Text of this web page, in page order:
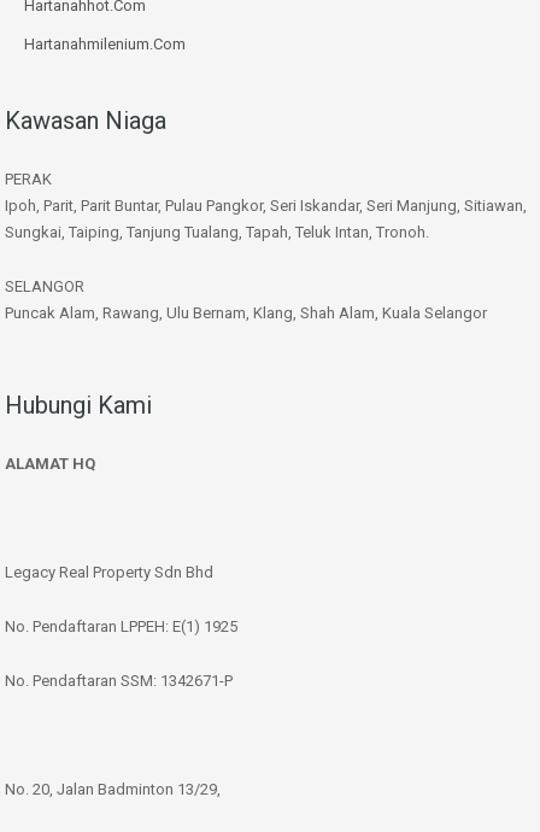
Hartanahhot.Com
Hartanahmilenium.Com
Kawasan Niaga
PERAK
Ipoh, Parit, Parit Buntar, Pulau Pangkor, Seri Iskandar, Seri Manjung, Sitiawan,
Sungkai, Taiping, Tanjung Tualang, Tapah, Teluk Intan, Tronoh.
SELANGOR
Puncak Alam, Rawang, Ulu Bernam, Klang, Shah Alam, Kuala Selangor
Hubungi Kami
ALAMAT HQ
Legacy Real Property Sdn Bhd
No. Pendaftaran LPPEH: E(1) 1925
No. Pendaftaran SSM: 1342671-P
No. 20, Jalan Badminton 13/29,